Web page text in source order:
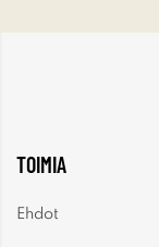
TOIMIA
Ehdot